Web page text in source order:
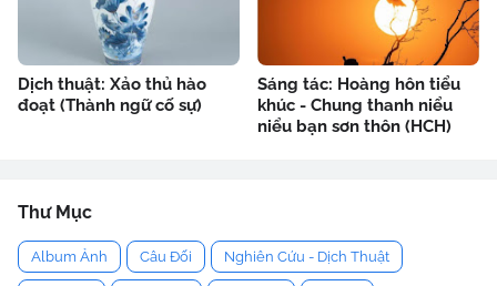
Dịch thuật: Xảo thủ hào
đoạt (Thành ngữ cố sự)
Sáng tác: Hoàng hôn tiểu
khúc - Chung thanh niểu
niểu bạn sơn thôn (HCH)
Thư Mục
Album Ảnh Câu Đối Nghiên Cứu - Dịch Thuật